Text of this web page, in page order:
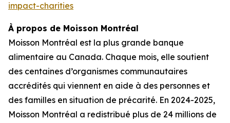
impact-charities
À propos de Moisson Montréal
Moisson Montréal est la plus grande banque
alimentaire au Canada. Chaque mois, elle soutient
des centaines d’organismes communautaires
accrédités qui viennent en aide à des personnes et
des familles en situation de précarité. En 2024-2025,
Moisson Montréal a redistribué plus de 24 millions de